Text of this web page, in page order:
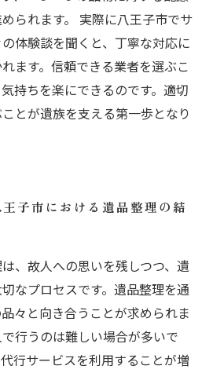
られます。 実際に八王子市でサ
体験談を聞くと、丁寧な対応に
ます。信頼できる業者を選ぶこ
持ちを楽にできるのです。適切
とが遺族を支える第一歩となり
子市における遺品整理の結
、故人への思いを残しつつ、遺
なプロセスです。遺品整理を通
々と向き合うことが求められま
行うのは難しい場合が多いで
行サービスを利用することが増